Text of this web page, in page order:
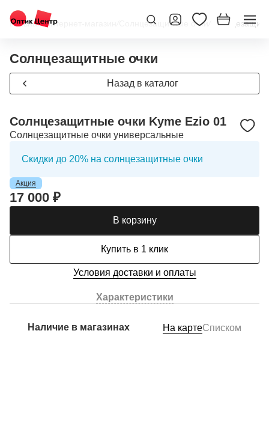
Главная/Интернет-магазин Солнцезащитные очки
Солнцезащитные очки
Назад в каталог
Солнцезащитные очки Kyme Ezio 01
Солнцезащитные очки универсальные
Скидки до 20% на солнцезащитные очки
Акция
17 000 ₽
В корзину
Купить в 1 клик
Условия доставки и оплаты
Характеристики
Наличие в магазинах На картеСписком